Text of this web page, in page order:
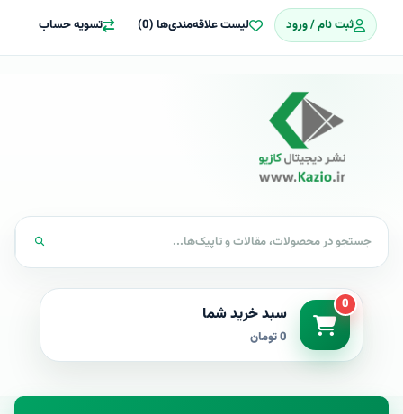
ثبت نام / ورود لیست علاقه‌مندی‌ها (0) تسویه حساب
0 سبد خرید شما
0 تومان